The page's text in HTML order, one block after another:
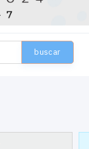
buscar